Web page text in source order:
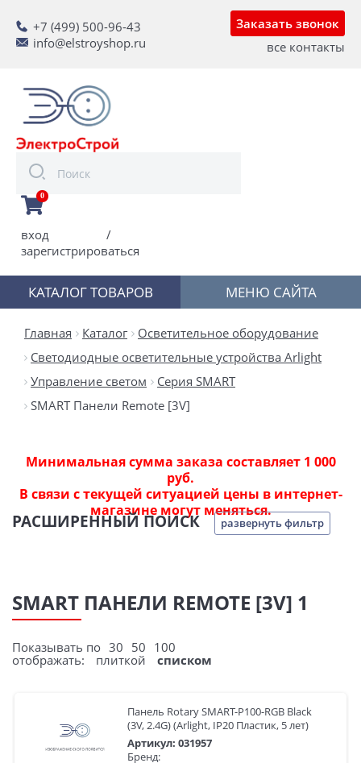
+7 (499) 500-96-43
info@elstroyshop.ru
Заказать звонок
все контакты
0
вход
/
зарегистрироваться
КАТАЛОГ ТОВАРОВ МЕНЮ САЙТА
Главная Каталог
Осветительное оборудование
Светодиодные осветительные устройства Arlight
Управление светом
Серия SMART
SMART Панели Remote [3V]
Минимальная сумма заказа составляет 1 000
руб.
В связи с текущей ситуацией цены в интернет-
магазине могут меняться.
РАСШИРЕННЫЙ ПОИСК развернуть фильтр
SMART ПАНЕЛИ REMOTE [3V] 1
Показывать по 30 50 100
отображать:
плиткой списком
Панель Rotary SMART-P100-RGB Black
(3V, 2.4G) (Arlight, IP20 Пластик, 5 лет)
Артикул: 031957
Бренд: